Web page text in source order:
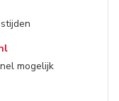
mogelijk